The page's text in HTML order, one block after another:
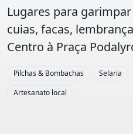
Lugares para
cuias, facas,
Centro à Praça
Pilchas & Bombachas Selaria
Artesanato local